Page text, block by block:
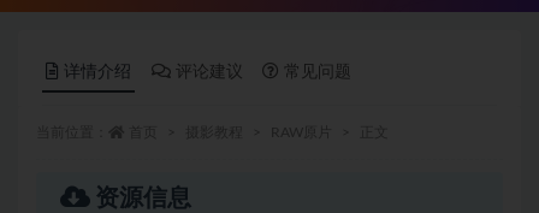
详情介绍 评论建议 常见问题
资源信息